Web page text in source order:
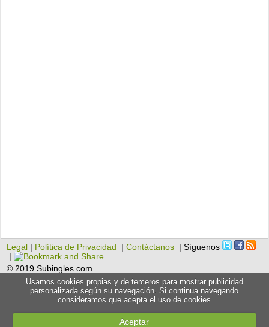
Legal | Política de Privacidad |Contáctanos | Síguenos
|
© 2019 Subingles.com
Usamos cookies propias y de terceros para mostrar publicidad
personalizada según su navegación. Si continua navegando
consideramos que acepta el uso de cookies
Aceptar